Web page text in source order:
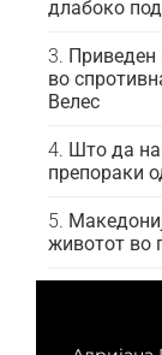
длабоко
Приведен
во
Велес
Што да
препораки
животот во